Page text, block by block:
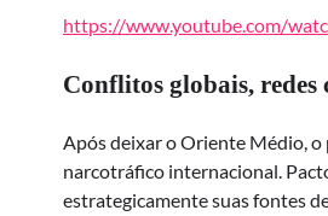
https://www.youtube.com/
Conflitos globais,
Após deixar o Oriente Médio, o
narcotráfico internacional.
estrategicamente suas fontes